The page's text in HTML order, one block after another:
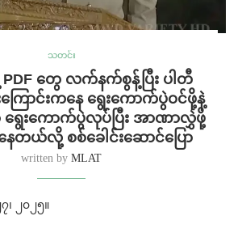
သတင်း
PDF တွေ လက်နက်စွန့်ပြီး ပါတီ
ြောင်းကနေ ရွေးကောက်ပွဲဝင်ဖို့နဲ့
ရွေးကောက်ပွဲလုပ်ပြီး အာဏာလွှဲဖို့
တယ်လို့ စစ်ခေါင်းဆောင်ပြော
written by MLAT
၂၀၂၅။